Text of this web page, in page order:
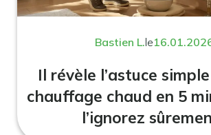
Bastien L.le
Il révèle l’astuce
chauffage chaud en 5
l’ignorez